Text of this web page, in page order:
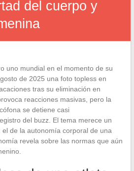
del cuerpo y
uno mundial en el momento de su
de 2025 una foto topless en
tras su eliminación en
reacciones masivas, pero la
se detiene casi
del buzz. El tema merece un
de la autonomía corporal de una
revela sobre las normas que aún